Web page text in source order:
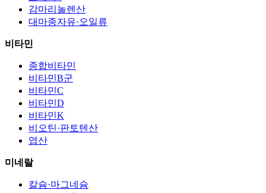
감마리놀렌산
대마종자유·오일류
비타민
종합비타민
비타민B군
비타민C
비타민D
비타민K
비오틴·판토텐산
엽산
미네랄
칼슘·마그네슘